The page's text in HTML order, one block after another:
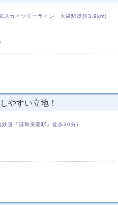
スカイツリーライン 大袋駅徒歩3.9km)
やすい立地！
鉄道『浦和美園駅』徒歩30分)